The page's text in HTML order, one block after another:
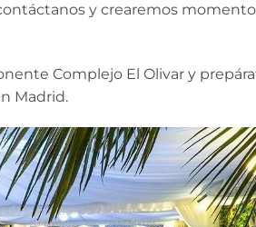
y crearemos
Complejo El Olivar y
Madrid.